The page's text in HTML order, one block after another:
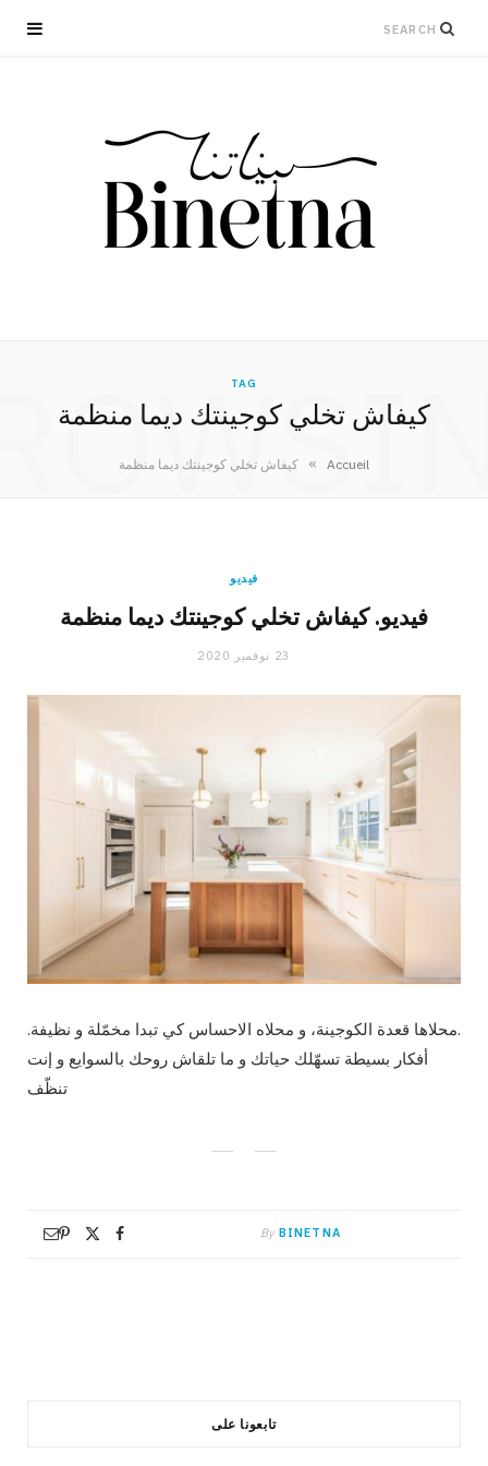
TAG
كيفاش تخلي كوجينتك ديما منظمة
Accueil
» كيفاش تخلي كوجينتك ديما منظمة
فيديو
فيديو. كيفاش تخلي كوجينتك ديما منظمة
23 نوفمبر 2020
.محلاها قعدة الكوجينة، و محلاه الاحساس كي تبدا مخمّلة و نظيفة.
أفكار بسيطة تسهّلك حياتك و ما تلقاش روحك بالسوايع و إنت
تنظّف
By BINETNA
تابعونا على